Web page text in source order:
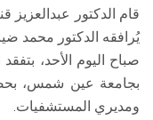
قام الدكتور عبدالعزيز
يُرافقه الدكتور محمد
صباح اليوم الأحد،
بجامعة عين شمس،
ومديري المستشفيات.